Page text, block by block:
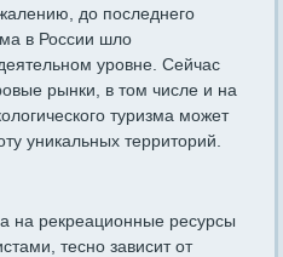
до последнего
в России шло
уровне. Сейчас
рынки, в том числе и на
туризма может
уникальных территорий.
на рекреационные ресурсы
тесно зависит от